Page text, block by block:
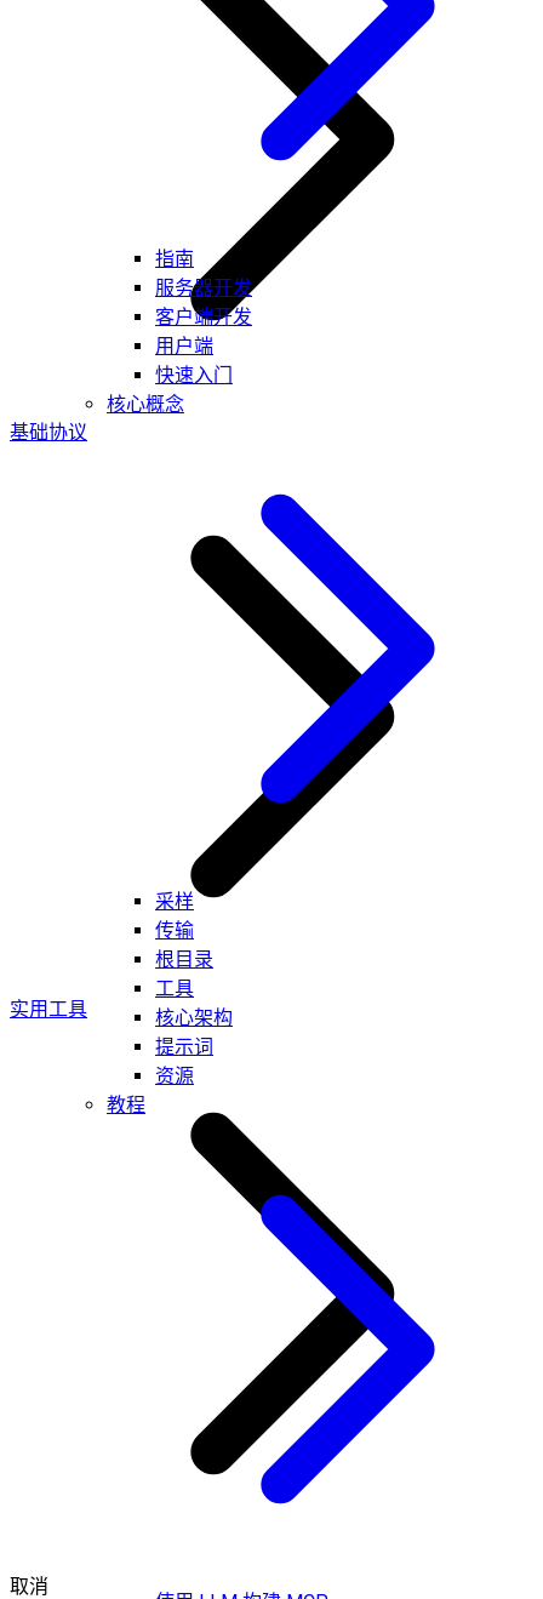
指南
服务器开发
客户端开发
用户端
快速入门
核心概念
采样
传输
根目录
工具
核心架构
提示词
资源
教程
基础协议
实用工具
取消